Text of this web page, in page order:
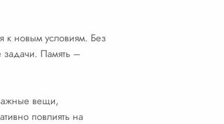
к новым условиям. Без
задачи. Память –
вещи,
повлиять на